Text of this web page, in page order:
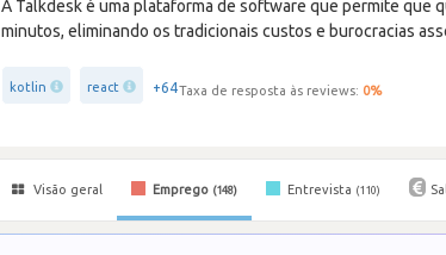
A Talkdesk é uma plataforma de software que permite que
minutos, eliminando os tradicionais custos e burocracias
kotlin react +64Taxa de resposta às reviews: 0%
Visão geral Emprego (148) Entrevista (110)